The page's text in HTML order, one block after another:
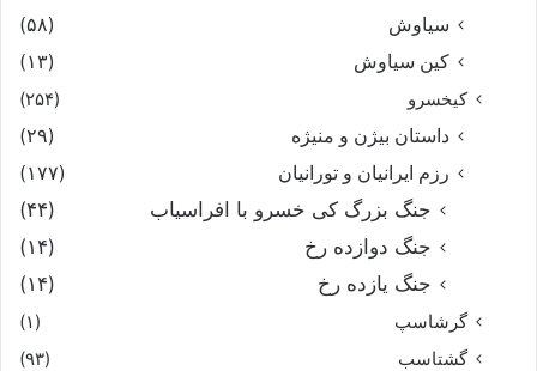
سیاوش
(۵۸)
کین سیاوش
(۱۳)
کیخسرو
(۲۵۴)
داستان بیژن و منیژه
(۲۹)
رزم ایرانیان و تورانیان
(۱۷۷)
جنگ بزرگ کی خسرو با افراسیاب
(۴۴)
جنگ دوازده رخ
(۱۴)
جنگ یازده رخ
(۱۴)
گرشاسپ
(۱)
گشتاسب
(۹۳)